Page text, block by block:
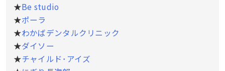
★Be studio
★ポーラ
★わかばデンタルクリニック
★ダイソー
★チャイルド･アイズ